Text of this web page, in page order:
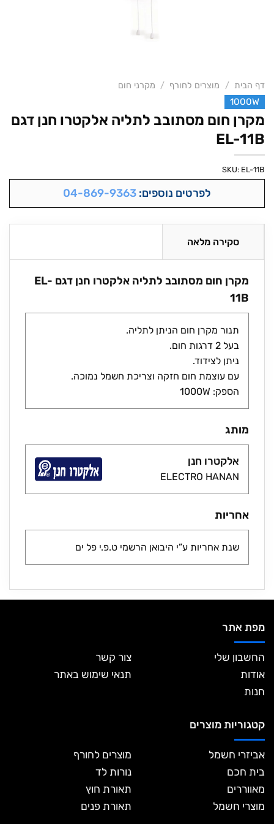
דף הבית / מוצרים לחורף / מקרני חום
1000W
מקרן חום מסתובב לתליה אלקטרו חנן דגם
EL-11B
SKU: EL-11B
לפרטים נוספים: 04-869-9363
סקירה מלאה
מקרן חום מסתובב לתליה אלקטרו חנן דגם EL-
11B
תנור מקרן חום הניתן לתליה.
בעל 2 דרגות חום.
ניתן לצידוד.
עם עוצמת חום חזקה וצריכת חשמל נמוכה.
הספק: 1000W
מותג
אלקטרו חנן
ELECTRO HANAN
אחריות
שנת אחריות ע”י היבואן הרשמי ט.פ.י פל ים
מפת אתר
החשבון שלי
אודות
חנות
צור קשר
תנאי שימוש באתר
קטגוריות מוצרים
אביזרי חשמל
בית חכם
מאווררים
מוצרי חשמל
מוצרים לחורף
נורות לד
תאורת חוץ
תאורת פנים